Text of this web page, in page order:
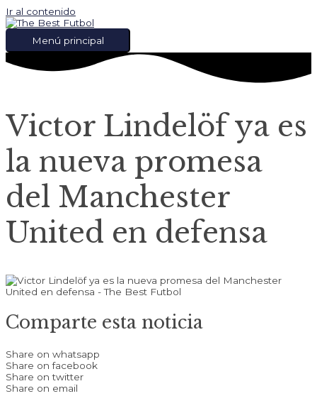
Ir al contenido
Menú principal
Victor Lindelöf ya es
la nueva promesa
del Manchester
United en defensa
Comparte esta noticia
Share on whatsapp
Share on facebook
Share on twitter
Share on email